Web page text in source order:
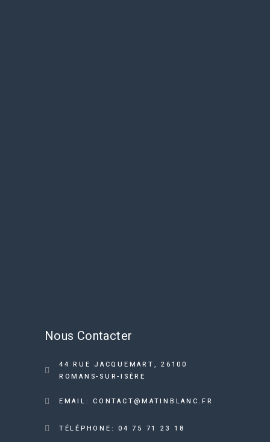
Nous Contacter
44 RUE JACQUEMART, 26100
ROMANS-SUR-ISÈRE
EMAIL: CONTACT@MATINBLANC.FR
TÉLÉPHONE: 04 75 71 23 18